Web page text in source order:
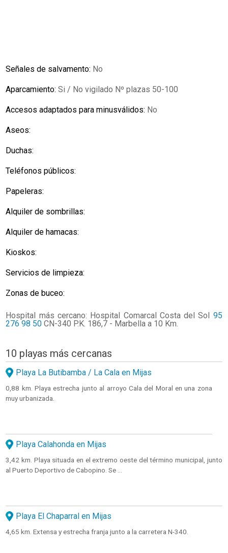
Señales de salvamento: No
Aparcamiento:Si / No vigilado Nº plazas 50-100
Accesos adaptados para minusválidos: No
Aseos:
Duchas:
Teléfonos públicos:
Papeleras:
Alquiler de sombrillas:
Alquiler de hamacas:
Kioskos:
Servicios de limpieza:
Zonas de buceo:
Hospital más cercano: Hospital Comarcal Costa del Sol 95
276 98 50 CN-340 P.K. 186,7 - Marbella a 10 Km.
10 playas más cercanas
Playa La Butibamba / La Cala en Mijas
0,88 km. Playa estrecha junto al arroyo Cala del Moral en una zona
muy urbanizada.
Playa Calahonda en Mijas
3,42 km. Playa situada en el extremo oeste del término municipal, junto
al Puerto Deportivo de Cabopino. Se ...
Playa El Chaparral en Mijas
4,65 km. Extensa y estrecha franja junto a la carretera N-340.